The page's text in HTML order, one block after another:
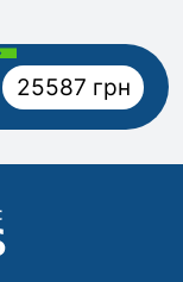
25587 грн